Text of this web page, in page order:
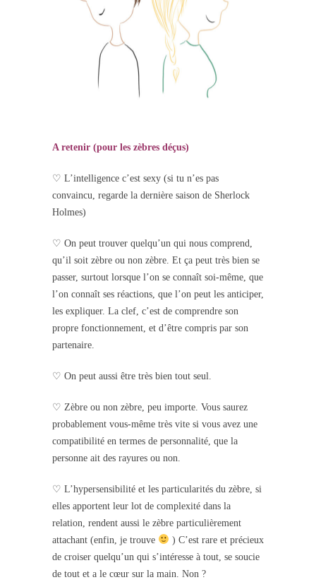
A retenir (pour les zèbres déçus)
♡ L’intelligence c’est sexy (si tu n’es pas
convaincu, regarde la dernière saison de Sherlock
Holmes)
♡ On peut trouver quelqu’un qui nous comprend,
qu’il soit zèbre ou non zèbre. Et ça peut très bien se
passer, surtout lorsque l’on se connaît soi-même, que
l’on connaît ses réactions, que l’on peut les anticiper,
les expliquer. La clef, c’est de comprendre son
propre fonctionnement, et d’être compris par son
partenaire.
♡ On peut aussi être très bien tout seul.
♡ Zèbre ou non zèbre, peu importe. Vous saurez
probablement vous-même très vite si vous avez une
compatibilité en termes de personnalité, que la
personne ait des rayures ou non.
♡ L’hypersensibilité et les particularités du zèbre, si
elles apportent leur lot de complexité dans la
relation, rendent aussi le zèbre particulièrement
attachant (enfin, je trouve
) C’est rare et précieux
de croiser quelqu’un qui s’intéresse à tout, se soucie
de tout et a le cœur sur la main. Non ?